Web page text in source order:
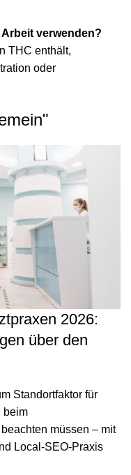
verwenden?
THC enthält,
oder
"
2026:
über den
Standortfaktor für
beim
müssen – mit
Local-SEO-Praxis